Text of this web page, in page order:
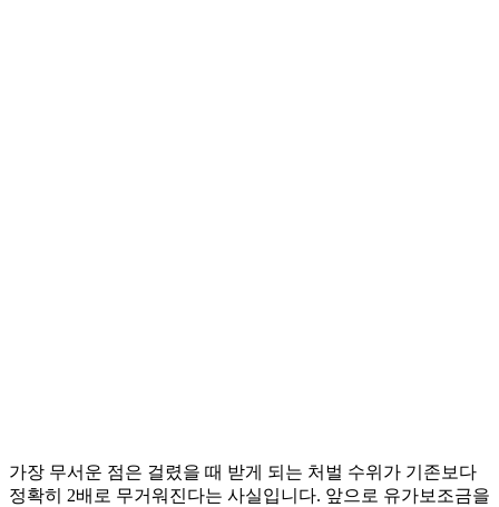
가장 무서운 점은 걸렸을 때 받게 되는 처벌 수위가 기존보다
정확히 2배로 무거워진다는 사실입니다. 앞으로 유가보조금을